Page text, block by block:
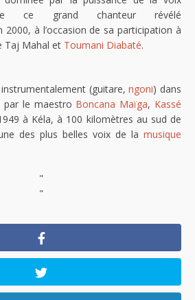
de ce grand chanteur révélé
à l’occasion de sa participation à
Taj Mahal et Toumani Diabaté.
(guitare,ngoni) dans
par le maestro Boncana Maïga, Kassé
à Kéla, à 100 kilomètres au sud de
des plus belles voix de la musique
"
"